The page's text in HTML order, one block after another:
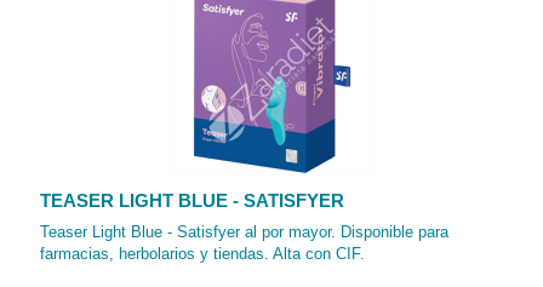
TEASER LIGHT BLUE - SATISFYER
Teaser Light Blue - Satisfyer al por mayor. Disponible para
farmacias, herbolarios y tiendas. Alta con CIF.